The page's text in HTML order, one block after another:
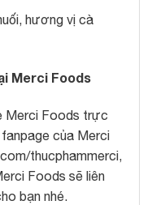
hương vị cà
Merci Foods
Merci Foods trực
fanpage của Merci
thucphammerci,
Foods sẽ liên
bạn nhé.